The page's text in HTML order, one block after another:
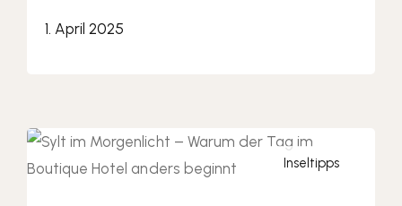
1. April 2025
Inseltipps